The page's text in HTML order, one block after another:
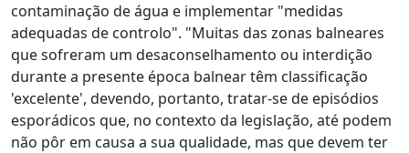
contaminação de água e implementar "medidas
adequadas de controlo". "Muitas das zonas balneares
que sofreram um desaconselhamento ou interdição
durante a presente época balnear têm classificação
'excelente', devendo, portanto, tratar-se de episódios
esporádicos que, no contexto da legislação, até podem
não pôr em causa a sua qualidade, mas que devem ter